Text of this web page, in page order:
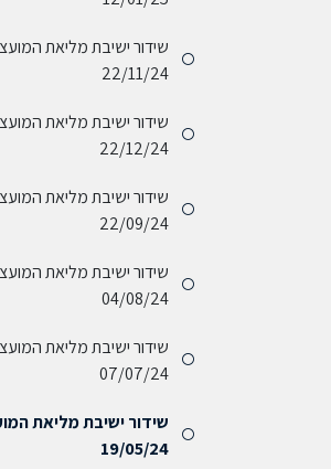
שידור ישיבת מליאת
22/11/24
שידור ישיבת מליאת
22/12/24
שידור ישיבת מליאת
22/09/24
שידור ישיבת מליאת
04/08/24
שידור ישיבת מליאת
07/07/24
שידור ישיבת מליאת
19/05/24